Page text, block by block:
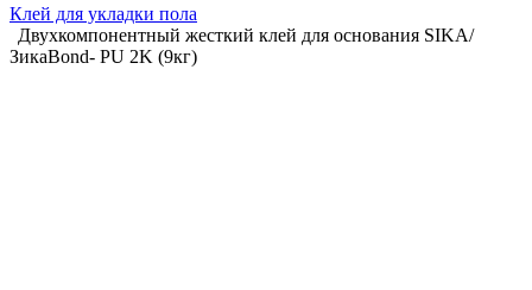
Клей для укладки пола
Двухкомпонентный жесткий клей для основания SIKA/
ЗикаBond- PU 2K (9кг)